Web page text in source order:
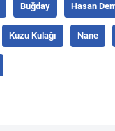
Buğday Hasan
Kuzu Kulağı Nane